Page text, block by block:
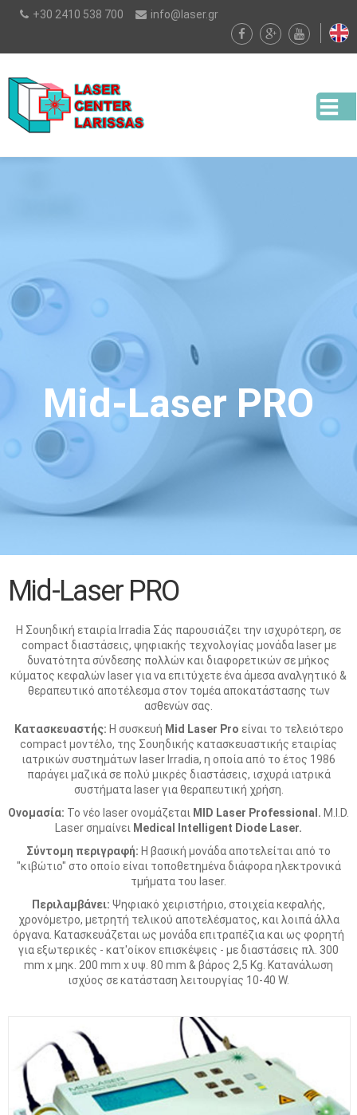
Παράκαμψη
προς το
περιεχόμενο
+30 2410 538 700 info@laser.gr
Mid-Laser PRO
Mid-Laser PRO
Η Σουηδική εταιρία Irradia Σάς παρουσιάζει την ισχυρότερη, σε
compact διαστάσεις, ψηφιακής τεχνολογίας μονάδα laser με
δυνατότητα σύνδεσης πολλών και διαφορετικών σε μήκος
κύματος κεφαλών laser για να επιτύχετε ένα άμεσα αναλγητικό &
θεραπευτικό αποτέλεσμα στον τομέα αποκατάστασης των
ασθενών σας.
Κατασκευαστής: Η συσκευή Mid Laser Pro είναι το τελειότερο
compact μοντέλο, της Σουηδικής κατασκευαστικής εταιρίας
ιατρικών συστημάτων laser Irradia, η οποία από το έτος 1986
παράγει μαζικά σε πολύ μικρές διαστάσεις, ισχυρά ιατρικά
συστήματα laser για θεραπευτική χρήση.
Ονομασία: Το νέο laser ονομάζεται MID Laser Professional. M.I.D.
Laser σημαίνει Medical Intelligent Diode Laser.
Σύντομη περιγραφή: Η βασική μονάδα αποτελείται από το
"κιβώτιο" στο οποίο είναι τοποθετημένα διάφορα ηλεκτρονικά
τμήματα του laser.
Περιλαμβάνει: Ψηφιακό χειριστήριο, στοιχεία κεφαλής,
χρονόμετρο, μετρητή τελικού αποτελέσματος, και λοιπά άλλα
όργανα. Κατασκευάζεται ως μονάδα επιτραπέζια και ως φορητή
για εξωτερικές - κατ'οίκον επισκέψεις - με διαστάσεις πλ. 300
mm x μηκ. 200 mm x υψ. 80 mm & βάρος 2,5 Kg. Κατανάλωση
ισχύος σε κατάσταση λειτουργίας 10-40 W.